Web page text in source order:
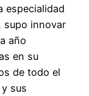
especialidad
supo innovar
año
en su
de todo el
sus